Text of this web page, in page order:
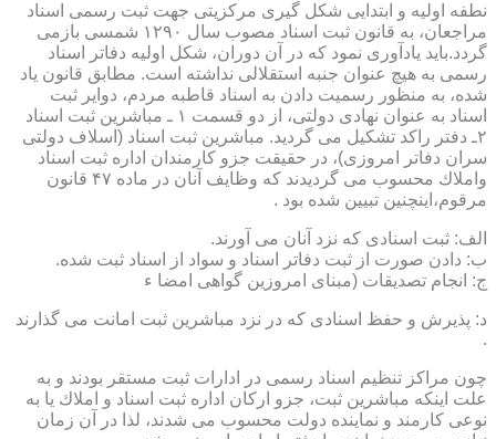
نطفه اولیه و ابتدایی شكل گیری مركزیتی جهت ثبت رسمی اسناد
مراجعان، به قانون ثبت اسناد مصوب سال ۱۲۹۰ شمسی بازمی
گردد.باید یادآوری نمود كه در آن دوران، شكل اولیه دفاتر اسناد
رسمی به هیچ عنوان جنبه استقلالی نداشته است. مطابق قانون یاد
شده، به منظور رسمیت دادن به اسناد قاطبه مردم، دوایر ثبت
اسناد به عنوان نهادی دولتی، از دو قسمت ۱ ـ مباشرین ثبت اسناد
۲ـ دفتر راكد تشكیل می گردید. مباشرین ثبت اسناد (اسلاف دولتی
سران دفاتر امروزی)، در حقیقت جزو كارمندان اداره ثبت اسناد
واملاك محسوب می گردیدند كه وظایف آنان در ماده ۴۷ قانون
مرقوم،اینچنین تبیین شده بود .
الف: ثبت اسنادی كه نزد آنان می آورند.
ب: دادن صورت از ثبت دفاتر اسناد و سواد از اسناد ثبت شده.
ج: انجام تصدیقات (مبنای امروزین گواهی امضا ء
د: پذیرش و حفظ اسنادی كه در نزد مباشرین ثبت امانت می گذارند
.
چون مراكز تنظیم اسناد رسمی در ادارات ثبت مستقر بودند و به
علت اینكه مباشرین ثبت، جزو اركان اداره ثبت اسناد و املاك یا به
نوعی كارمند و نماینده دولت محسوب می شدند، لذا در آن زمان